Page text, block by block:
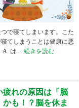
で寝てしまいます。こた
てしまうことは健康に悪
A. は… 続きを読む
疲れの原因は「脳
かも！？脳を休ま